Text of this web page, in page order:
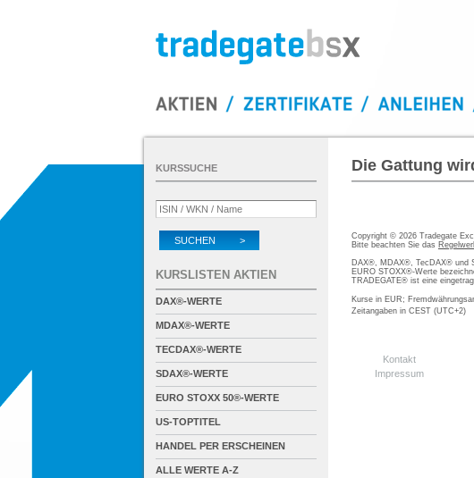
Die Gattung
Copyright © 2026 Tradegate
Bitte beachten Sie das
DAX®, MDAX®, TecDAX® und
EURO STOXX®-Werte
TRADEGATE® ist eine
Kurse in EUR;
Zeitangaben in CEST (UTC+2)
Kontakt
Impressum
KURSSUCHE
SUCHEN >
KURSLISTEN AKTIEN
DAX®-WERTE
MDAX®-WERTE
TECDAX®-WERTE
SDAX®-WERTE
EURO STOXX 50®-WERTE
US-TOPTITEL
HANDEL PER ERSCHEINEN
ALLE WERTE A-Z